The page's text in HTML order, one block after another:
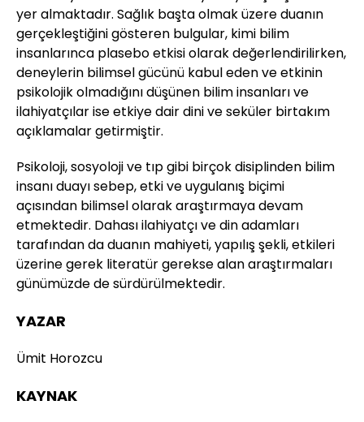
yer almaktadır. Sağlık başta olmak üzere duanın
gerçekleştiğini gösteren bulgular, kimi bilim
insanlarınca plasebo etkisi olarak değerlendirilirken,
deneylerin bilimsel gücünü kabul eden ve etkinin
psikolojik olmadığını düşünen bilim insanları ve
ilahiyatçılar ise etkiye dair dini ve seküler birtakım
açıklamalar getirmiştir.
Psikoloji, sosyoloji ve tıp gibi birçok disiplinden bilim
insanı duayı sebep, etki ve uygulanış biçimi
açısından bilimsel olarak araştırmaya devam
etmektedir. Dahası ilahiyatçı ve din adamları
tarafından da duanın mahiyeti, yapılış şekli, etkileri
üzerine gerek literatür gerekse alan araştırmaları
günümüzde de sürdürülmektedir.
YAZAR
Ümit Horozcu
KAYNAK